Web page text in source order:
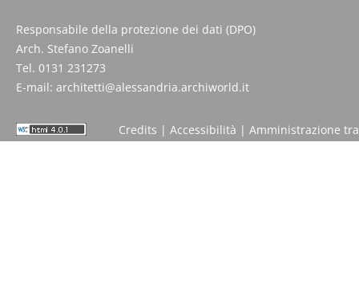
Responsabile della protezione dei dati (DPO)
Arch. Stefano Zoanelli
Tel. 0131 231273
E-mail: architetti@alessandria.archiworld.it
Credits | Accessibilità | Amministrazione